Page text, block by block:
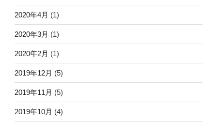
2020年4月 (1)
2020年3月 (1)
2020年2月 (1)
2019年12月 (5)
2019年11月 (5)
2019年10月 (4)